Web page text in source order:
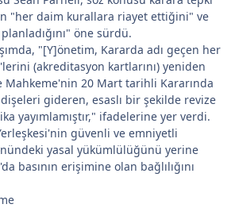
"her daim kurallara riayet ettiğini" ve
öne sürdü.
"[Y]önetim, Kararda adı geçen her
(akreditasyon kartlarını) yeniden
Mahkeme'nin 20 Mart tarihli Kararında
gideren, esaslı bir şekilde revize
yayımlamıştır," ifadelerine yer verdi.
güvenli ve emniyetli
yasal yükümlülüğünü yerine
basının erişimine olan bağlılığını